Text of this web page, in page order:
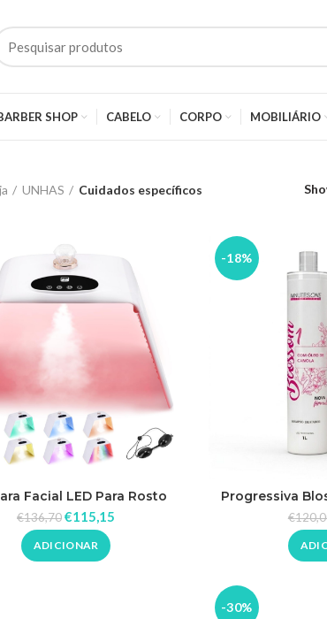
SHOP CABELO CORPO MOBILIÁRIO
UNHAS Cuidados específicos
Facial LED Para Rosto
Com Vaporização 36w
€136,70€115,15
ADICIONAR
-18%
Progressiva
€
-30%